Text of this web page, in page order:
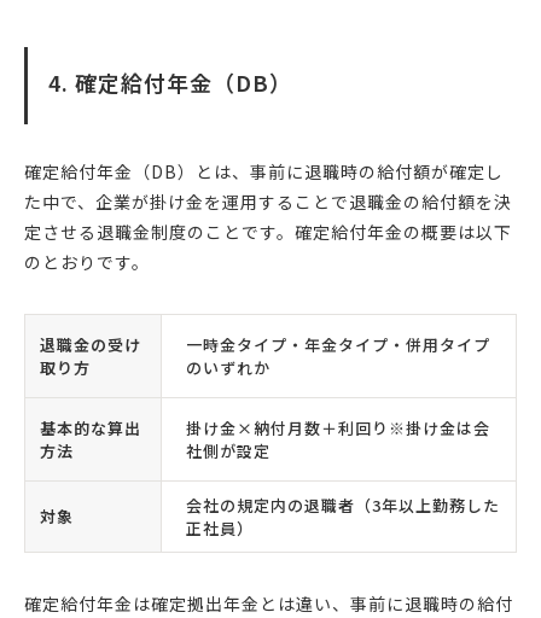
4. 確定給付年金（DB）
確定給付年金（DB）とは、事前に退職時の給付額が確定し
た中で、企業が掛け金を運用することで退職金の給付額を決
定させる退職金制度のことです。確定給付年金の概要は以下
のとおりです。
退職金の受け
取り方
一時金タイプ・年金タイプ・併用タイプ
のいずれか
基本的な算出
方法
掛け金×納付月数＋利回り※掛け金は会
社側が設定
対象
会社の規定内の退職者（3年以上勤務した
正社員）
確定給付年金は確定拠出年金とは違い、事前に退職時の給付